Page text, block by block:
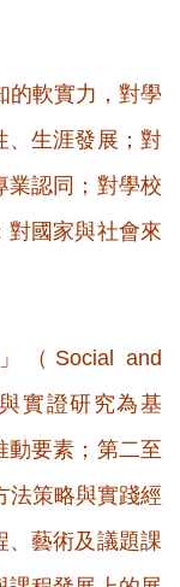
軟實力，對學
、生涯發展；對
業認同；對學校
對國家與社會來
Social and
實證研究為基
動要素；第二至
法策略與實踐經
、藝術及議題課